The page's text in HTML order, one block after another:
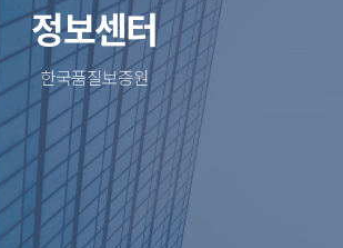
정보센터
한국품질보증원